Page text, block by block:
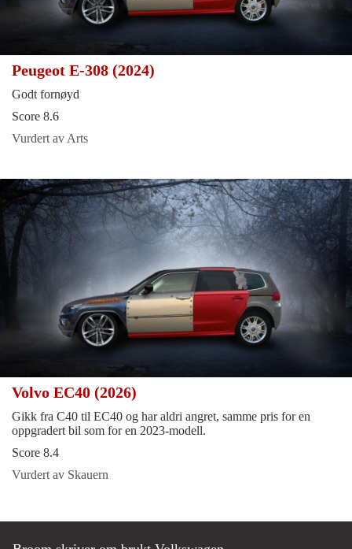
Peugeot E-308 (2024)
Godt fornøyd
Score 8.6
Vurdert av Arts
Volvo EC40 (2026)
Gikk fra C40 til EC40 og har aldri angret, samme pris for en
oppgradert bil som for en 2023-modell.
Score 8.4
Vurdert av Skauern